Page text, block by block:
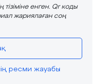
енген. Qr коды
жариялаған соң
ресми жауабы